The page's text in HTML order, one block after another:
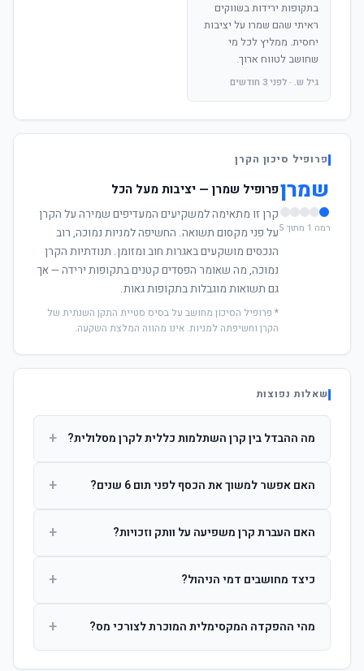
בתקופות ירידות בשווקים
ראיתי שהם שמרו על יציבות
יחסית. ממליץ לכל מי
שחושב לטווח ארוך.
גיל ש. · לפני 3 חודשים
פרופיל סיכון הקרן
שמרן
רמה 1 מתוך 5
פרופיל שמרן — יציבות מעל הכל
קרן זו מתאימה למשקיעים המעדיפים שמירה על הקרן
על פני מקסום תשואה. החשיפה למניות נמוכה, רוב
הנכסים מושקעים באגרות חוב ומזומן. תנודתיות הקרן
נמוכה, מה שאומר הפסדים קטנים בתקופות ירידה — אך
גם תשואות מוגבלות בתקופות גאות.
* פרופיל הסיכון מחושב על בסיס סטיית התקן השנתית של
הקרן וחשיפתה למניות. אינו מהווה המלצת השקעה.
שאלות נפוצות
מה ההבדל בין קרן השתלמות כללית לקרן מסלולית? +
ההשקעות. קרן מסלולית עוקבת אחרי מדד ספציפי ומאפשרת
האם אפשר למשוך את הכסף לפני תום 6 שנים? +
הרווחים. לאחר 6 שנים ניתן למשוך פטור ממס עד לתקרה
האם העברת קרן משפיעה על וותק וזכויות? +
החברות. הוותק ממשיך להיספר מיום ההפקדה הראשונה.
כיצד מחושבים דמי הניהול? +
ומתן על שיעורם בעת הצטרפות.
מהי ההפקדה המקסימלית המוכרת לצורכי מס? +